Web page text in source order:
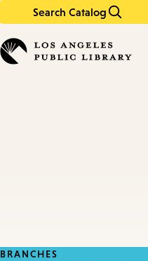
Search Catalog
in
keywords
BRANCHES